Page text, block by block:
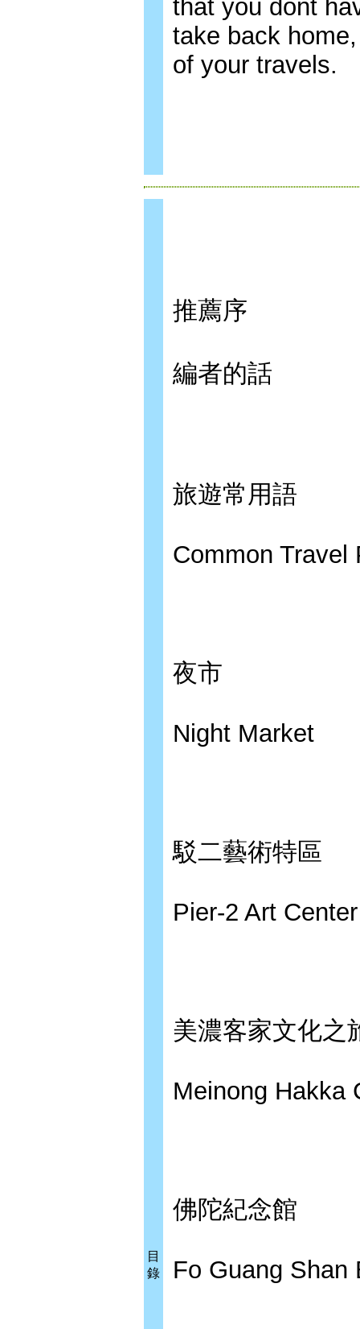
that you dont
take back
of your travels.
目
錄
推薦序
編者的話
旅遊常用語
Common Travel
夜市
Night Market
駁二藝術特區
Pier-2 Art Center
美濃客家文化之
Meinong Hakka
佛陀紀念館
Fo Guang Shan